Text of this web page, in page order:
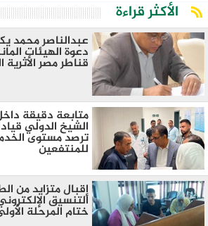
الأكثر قراءة
عبدالناصر محمد
دعوة الهيئات
قناطر مصر الأثرية
متابعة دقيقة
الشيخ الدولي
ترصد مستوى
للمنتفعين
إقبال متزايد من
التنسيق
ختام المرحلة